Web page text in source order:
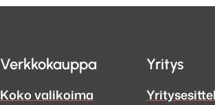
Verkkokauppa
Koko valikoima
Yritys